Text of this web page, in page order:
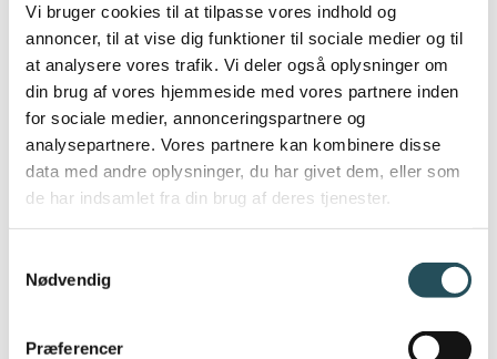
Vi bruger cookies til at tilpasse vores indhold og
annoncer, til at vise dig funktioner til sociale medier og til
at analysere vores trafik. Vi deler også oplysninger om
din brug af vores hjemmeside med vores partnere inden
for sociale medier, annonceringspartnere og
analysepartnere. Vores partnere kan kombinere disse
data med andre oplysninger, du har givet dem, eller som
de har indsamlet fra din brug af deres tjenester.
Nødvendig
Præferencer
Kom med til Frederiksberg Høstfest og
Smørrebrødets Dag. Gå på opdagelse i
programmer, der er spækket med
madoplevelser for enhver smag, skabt af
restauranter, producenter, kokke, ildsjæle
og madaktører fra hele byen.
I år får Copenhagen Cooking desuden
bringer nye smage, traditioner og